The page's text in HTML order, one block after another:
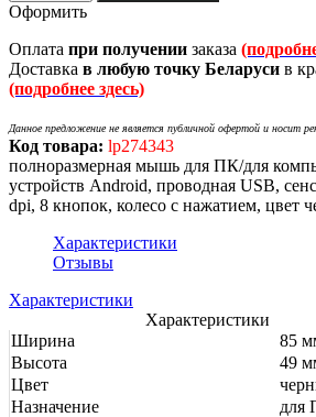
Оформить
Оплата при получении заказа
Доставка в любую точку Беларуси в
(подробнее здесь)
Данное предложение не является публичной офертой и носит
Код товара: lp274343
полноразмерная мышь для ПК/для
устройств Android, проводная USB,
dpi, 8 кнопок, колесо с нажатием, цвет
Характеристики
Отзывы
Характеристики
Характеристики
Ширина
85
Высота
49
Цвет
Назначение
для